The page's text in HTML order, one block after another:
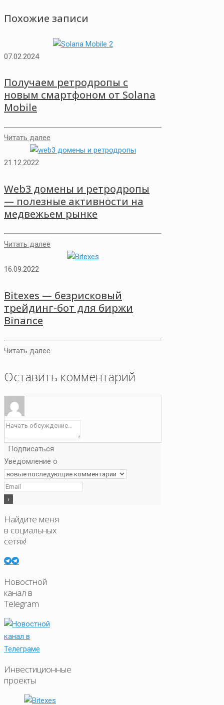
Похожие записи
07.02.2024
Получаем ретродропы с
новым смартфоном от Solana
Mobile
Читать далее
21.12.2022
Web3 домены и ретродропы
— полезные активности на
медвежьем рынке
Читать далее
16.09.2022
Bitexes — безрисковый
трейдинг-бот для биржи
Binance
Читать далее
Оставить комментарий
Подписаться
Уведомление о
Найдите меня
в социальных
сетях!
Новостной
канал в
Telegram
Инвестиционные
проекты